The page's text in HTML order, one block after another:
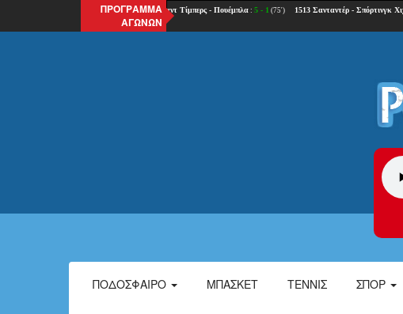
ΠΡΟΓΡΑΜΜΑ
ΑΓΩΝΩΝ
ΠΟΔΌΣΦΑΙΡΟ ΜΠΆΣΚΕΤ ΤΈΝΝΙΣ ΣΠΟΡ